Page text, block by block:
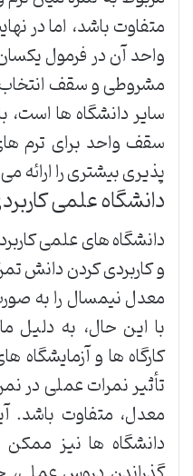
متفاوت باشد، اما در
واحد آن در فرمول
مشروطی و سقف انتخاب
سایر دانشگاه ها است،
سقف واحد برای ترم
پذیری بیشتری را ارائه
دانشگاه علمی
دانشگاه های علمی
و کاربردی کردن دانش
معدل نیمسال را به
با این حال، به
کارگاه ها و
تأثیر نمرات عملی در
معدل، متفاوت باشد.
دانشگاه ها نیز